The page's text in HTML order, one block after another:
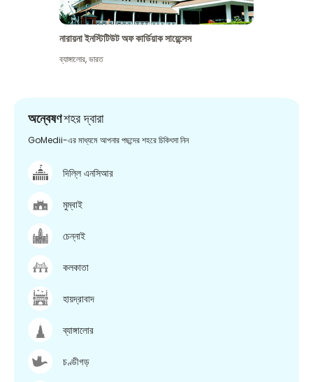
নারায়না ইনস্টিটিউট অফ কার্ডিয়াক সায়েন্সেস
ব্যাঙ্গালোর,ভারত
অন্বেষণশহর দ্বারা
GoMedii-এর মাধ্যমে আপনার পছন্দের শহরে চিকিৎসা নিন
দিল্লি এনসিআর
মুম্বাই
চেন্নাই
কলকাতা
হায়দ্রাবাদ
ব্যাঙ্গালোর
চণ্ডীগড়